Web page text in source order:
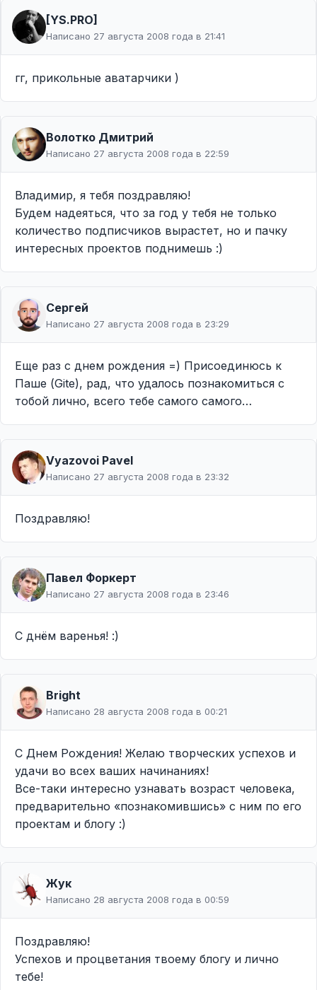
[YS.PRO]
Написано 27 августа 2008 года в 21:41
гг, прикольные аватарчики )
Волотко Дмитрий
Написано 27 августа 2008 года в 22:59
Владимир, я тебя поздравляю!
Будем надеяться, что за год у тебя не только
количество подписчиков вырастет, но и пачку
интересных проектов поднимешь :)
Сергей
Написано 27 августа 2008 года в 23:29
Еще раз с днем рождения =) Присоединюсь к
Паше (Gite), рад, что удалось познакомиться с
тобой лично, всего тебе самого самого…
Vyazovoi Pavel
Написано 27 августа 2008 года в 23:32
Поздравляю!
Павел Форкерт
Написано 27 августа 2008 года в 23:46
С днём варенья! :)
Bright
Написано 28 августа 2008 года в 00:21
С Днем Рождения! Желаю творческих успехов и
удачи во всех ваших начинаниях!
Все-таки интересно узнавать возраст человека,
предварительно «познакомившись» с ним по его
проектам и блогу :)
Жук
Написано 28 августа 2008 года в 00:59
Поздравляю!
Успехов и процветания твоему блогу и лично
тебе!